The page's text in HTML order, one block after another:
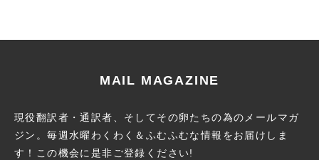
MAIL MAGAZINE
現役翻訳者・通訳者、そしてその卵たちの為のメールマガ
ジン。毎週水曜わくわく＆ふむふむな情報をお届けしま
す！この機会に 是非ご登録ください!